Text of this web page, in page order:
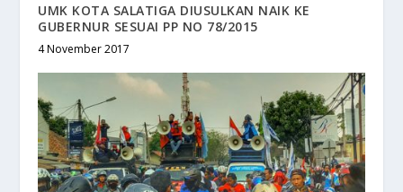
UMK KOTA SALATIGA DIUSULKAN NAIK KE
GUBERNUR SESUAI PP NO 78/2015
4 November 2017